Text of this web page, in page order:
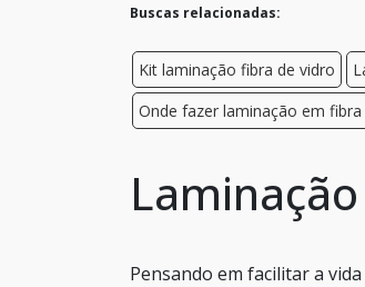
Buscas relacionadas:
Kit laminação fibra de vidro
Onde fazer laminação em
Pensando em facilitar a